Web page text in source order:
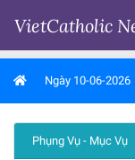
VietCatholic
Ngày 10-06-2026
Phụng Vụ - Mục Vụ